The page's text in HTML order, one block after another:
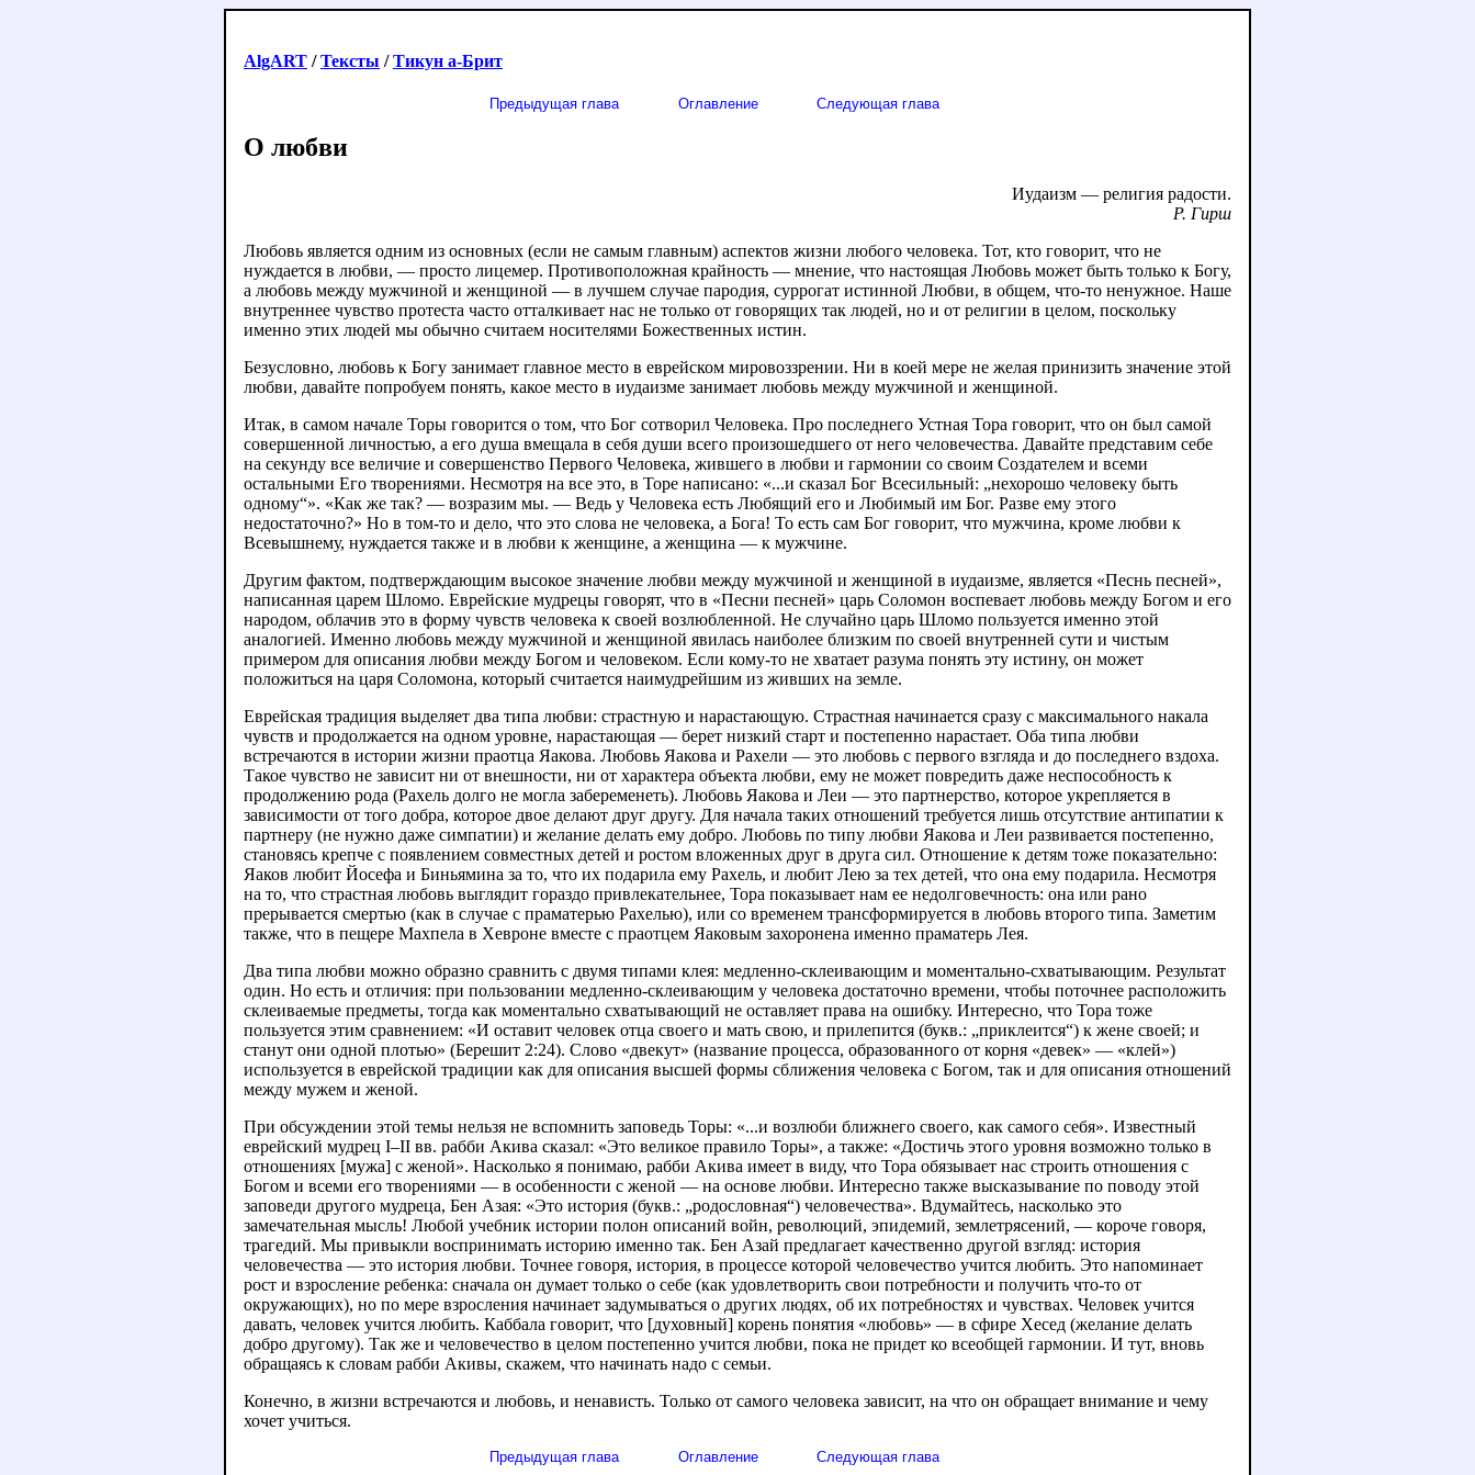
AlgART /Тексты /Тикун а-Брит
Предыдущая глава Оглавление Следующая глава
О любви
Иудаизм — религия радости.
Р. Гирш
Любовь является одним из основных (если не самым главным) аспектов жизни любого человека. Тот, кто говорит, что не
нуждается в любви, — просто лицемер. Противоположная крайность — мнение, что настоящая Любовь может быть только к Богу,
а любовь между мужчиной и женщиной — в лучшем случае пародия, суррогат истинной Любви, в общем, что-то ненужное. Наше
внутреннее чувство протеста часто отталкивает нас не только от говорящих так людей, но и от религии в целом, поскольку
именно этих людей мы обычно считаем носителями Божественных истин.
Безусловно, любовь к Богу занимает главное место в еврейском мировоззрении. Ни в коей мере не желая принизить значение этой
любви, давайте попробуем понять, какое место в иудаизме занимает любовь между мужчиной и женщиной.
Итак, в самом начале Торы говорится о том, что Бог сотворил Человека. Про последнего Устная Тора говорит, что он был самой
совершенной личностью, а его душа вмещала в себя души всего произошедшего от него человечества. Давайте представим себе
на секунду все величие и совершенство Первого Человека, жившего в любви и гармонии со своим Создателем и всеми
остальными Его творениями. Несмотря на все это, в Торе написано: «...и сказал Бог Всесильный: „нехорошо человеку быть
одному“». «Как же так? — возразим мы. — Ведь у Человека есть Любящий его и Любимый им Бог. Разве ему этого
недостаточно?» Но в том-то и дело, что это слова не человека, а Бога! То есть сам Бог говорит, что мужчина, кроме любви к
Всевышнему, нуждается также и в любви к женщине, а женщина — к мужчине.
Другим фактом, подтверждающим высокое значение любви между мужчиной и женщиной в иудаизме, является «Песнь песней»,
написанная царем Шломо. Еврейские мудрецы говорят, что в «Песни песней» царь Соломон воспевает любовь между Богом и его
народом, облачив это в форму чувств человека к своей возлюбленной. Не случайно царь Шломо пользуется именно этой
аналогией. Именно любовь между мужчиной и женщиной явилась наиболее близким по своей внутренней сути и чистым
примером для описания любви между Богом и человеком. Если кому-то не хватает разума понять эту истину, он может
положиться на царя Соломона, который считается наимудрейшим из живших на земле.
Еврейская традиция выделяет два типа любви: страстную и нарастающую. Страстная начинается сразу с максимального накала
чувств и продолжается на одном уровне, нарастающая — берет низкий старт и постепенно нарастает. Оба типа любви
встречаются в истории жизни праотца Яакова. Любовь Яакова и Рахели — это любовь с первого взгляда и до последнего вздоха.
Такое чувство не зависит ни от внешности, ни от характера объекта любви, ему не может повредить даже неспособность к
продолжению рода (Рахель долго не могла забеременеть). Любовь Яакова и Леи — это партнерство, которое укрепляется в
зависимости от того добра, которое двое делают друг другу. Для начала таких отношений требуется лишь отсутствие антипатии к
партнеру (не нужно даже симпатии) и желание делать ему добро. Любовь по типу любви Яакова и Леи развивается постепенно,
становясь крепче с появлением совместных детей и ростом вложенных друг в друга сил. Отношение к детям тоже показательно:
Яаков любит Йосефа и Биньямина за то, что их подарила ему Рахель, и любит Лею за тех детей, что она ему подарила. Несмотря
на то, что страстная любовь выглядит гораздо привлекательнее, Тора показывает нам ее недолговечность: она или рано
прерывается смертью (как в случае с праматерью Рахелью), или со временем трансформируется в любовь второго типа. Заметим
также, что в пещере Махпела в Хевроне вместе с праотцем Яаковым захоронена именно праматерь Лея.
Два типа любви можно образно сравнить с двумя типами клея: медленно-склеивающим и моментально-схватывающим. Результат
один. Но есть и отличия: при пользовании медленно-склеивающим у человека достаточно времени, чтобы поточнее расположить
склеиваемые предметы, тогда как моментально схватывающий не оставляет права на ошибку. Интересно, что Тора тоже
пользуется этим сравнением: «И оставит человек отца своего и мать свою, и прилепится (букв.: „приклеится“) к жене своей; и
станут они одной плотью» (Берешит 2:24). Слово «двекут» (название процесса, образованного от корня «девек» — «клей»)
используется в еврейской традиции как для описания высшей формы сближения человека с Богом, так и для описания отношений
между мужем и женой.
При обсуждении этой темы нельзя не вспомнить заповедь Торы: «...и возлюби ближнего своего, как самого себя». Известный
еврейский мудрец I–II вв. рабби Акива сказал: «Это великое правило Торы», а также: «Достичь этого уровня возможно только в
отношениях [мужа] с женой». Насколько я понимаю, рабби Акива имеет в виду, что Тора обязывает нас строить отношения с
Богом и всеми его творениями — в особенности с женой — на основе любви. Интересно также высказывание по поводу этой
заповеди другого мудреца, Бен Азая: «Это история (букв.: „родословная“) человечества». Вдумайтесь, насколько это
замечательная мысль! Любой учебник истории полон описаний войн, революций, эпидемий, землетрясений, — короче говоря,
трагедий. Мы привыкли воспринимать историю именно так. Бен Азай предлагает качественно другой взгляд: история
человечества — это история любви. Точнее говоря, история, в процессе которой человечество учится любить. Это напоминает
рост и взросление ребенка: сначала он думает только о себе (как удовлетворить свои потребности и получить что-то от
окружающих), но по мере взросления начинает задумываться о других людях, об их потребностях и чувствах. Человек учится
давать, человек учится любить. Каббала говорит, что [духовный] корень понятия «любовь» — в сфире Хесед (желание делать
добро другому). Так же и человечество в целом постепенно учится любви, пока не придет ко всеобщей гармонии. И тут, вновь
обращаясь к словам рабби Акивы, скажем, что начинать надо с семьи.
Конечно, в жизни встречаются и любовь, и ненависть. Только от самого человека зависит, на что он обращает внимание и чему
хочет учиться.
Предыдущая глава Оглавление Следующая глава